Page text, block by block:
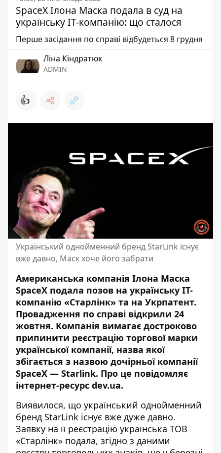
SpaceX Ілона Маска подала в суд на
українську IT-компанію: що сталося
Перше засідання по справі відбудеться 8 грудня
Ліна Кіндратюк
ADMIN
👍
Український однойменний бренд StarLink існує
вже давно, Маск хоче його забрати
Американська компанія Ілона Маска
SpaceX подала позов на українську IT-
компанію «Старлінк» та на Укрпатент.
Провадження по справі відкрили 24
жовтня. Компанія вимагає достроково
припинити реєстрацію торгової марки
української компанії, назва якої
збігається з назвою дочірньої компанії
SpaceX — Starlink. Про це повідомляє
інтернет-ресурс dev.ua.
Виявилося, що український однойменний
бренд StarLink існує вже дуже давно.
Заявку на її реєстрацію українська ТОВ
«Старлінк» подала, згідно з даними